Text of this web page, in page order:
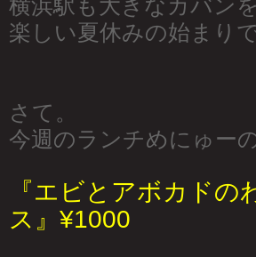
横浜駅も大きなカバン
楽しい夏休みの始まり
さて。
今週のランチめにゅー
『エビとアボカド
ス』¥1000